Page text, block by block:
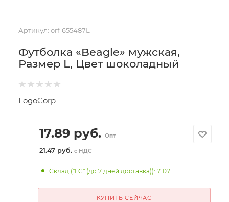
Артикул: orf-655487L
Футболка «Beagle» мужская,
Размер L, Цвет шоколадный
LogoCorp
17.89руб. Опт
21.47 руб. с НДС
Склад ("LC" (до 7 дней доставка)): 7107
КУПИТЬ СЕЙЧАС